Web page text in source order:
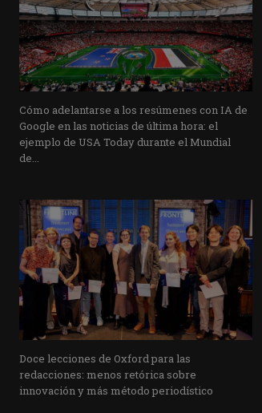
Cómo adelantarse a los resúmenes con IA de
Google en las noticias de última hora: el
ejemplo de USA Today durante el Mundial
de...
Doce lecciones de Oxford para las
redacciones: menos retórica sobre
innovación y más método periodístico